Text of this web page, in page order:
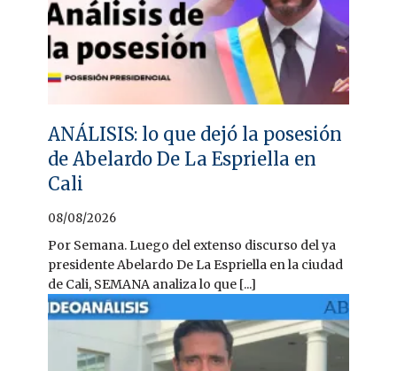
ANÁLISIS: lo que dejó la posesión
de Abelardo De La Espriella en
Cali
08/08/2026
Por Semana. Luego del extenso discurso del ya
presidente Abelardo De La Espriella en la ciudad
de Cali, SEMANA analiza lo que [...]